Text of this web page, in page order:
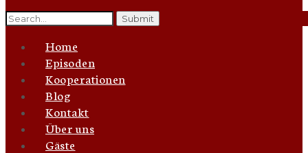
Search
for:
Home
Episoden
Kooperationen
Blog
Kontakt
Über uns
Gäste